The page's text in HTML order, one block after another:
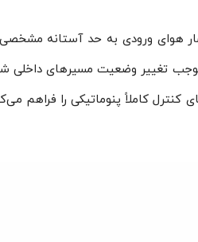
هوای ورودی به حد آستانه
تغییر وضعیت مسیرهای داخلی
کاملاً پنوماتیکی را فراهم